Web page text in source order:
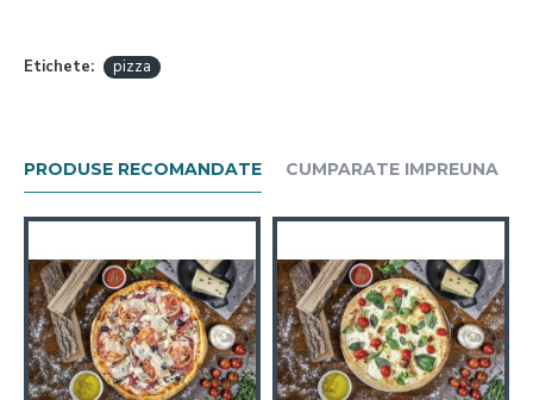
Etichete: pizza
PRODUSE RECOMANDATE CUMPARATE IMPREUNA